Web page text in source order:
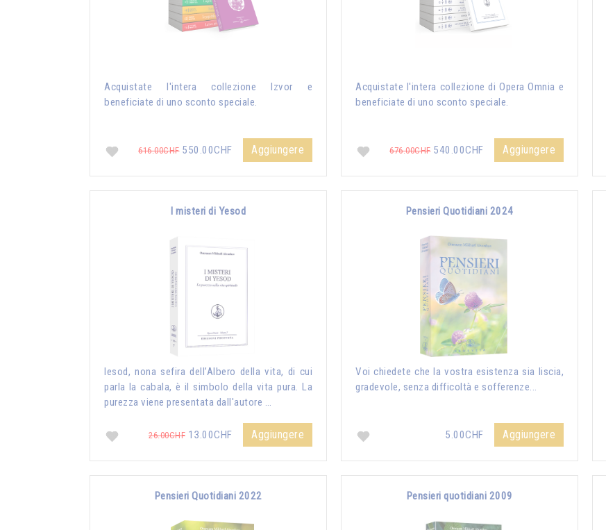
Acquistate l'intera collezione Izvor e
beneficiate di uno sconto speciale.
616.00CHF550.00CHF Aggiungere
Acquistate l'intera collezione di Opera Omnia e
beneficiate di uno sconto speciale.
676.00CHF540.00CHF Aggiungere
I misteri di Yesod
Iesod, nona sefira dell’Albero della vita, di cui
parla la cabala, è il simbolo della vita pura. La
purezza viene presentata dall'autore …
26.00CHF 13.00CHF Aggiungere
Pensieri Quotidiani 2024
Voi chiedete che la vostra esistenza sia liscia,
gradevole, senza difficoltà e sofferenze...
5.00CHF Aggiungere
Pensieri Quotidiani 2022 Pensieri quotidiani 2009